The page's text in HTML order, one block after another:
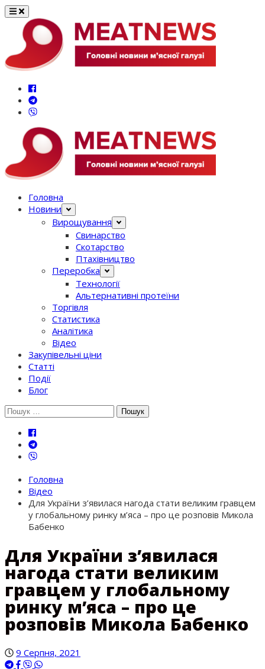
Перейти
вмісту
Головна
Новини
Вирощування
Свинарство
Скотарство
Птахівництво
Переробка
Технології
Альтернативні протеїни
Торгівля
Статистика
Аналітика
Відео
Закупівельні ціни
Статті
Події
Блог
Шукати:
Головна
Відео
Для України з’явилася нагода стати великим гравцем
у глобальному ринку м’яса – про це розповів Микола
Бабенко
Для України з’явилася
нагода стати великим
гравцем у глобальному
ринку м’яса – про це
розповів Микола Бабенко
9 Серпня, 2021